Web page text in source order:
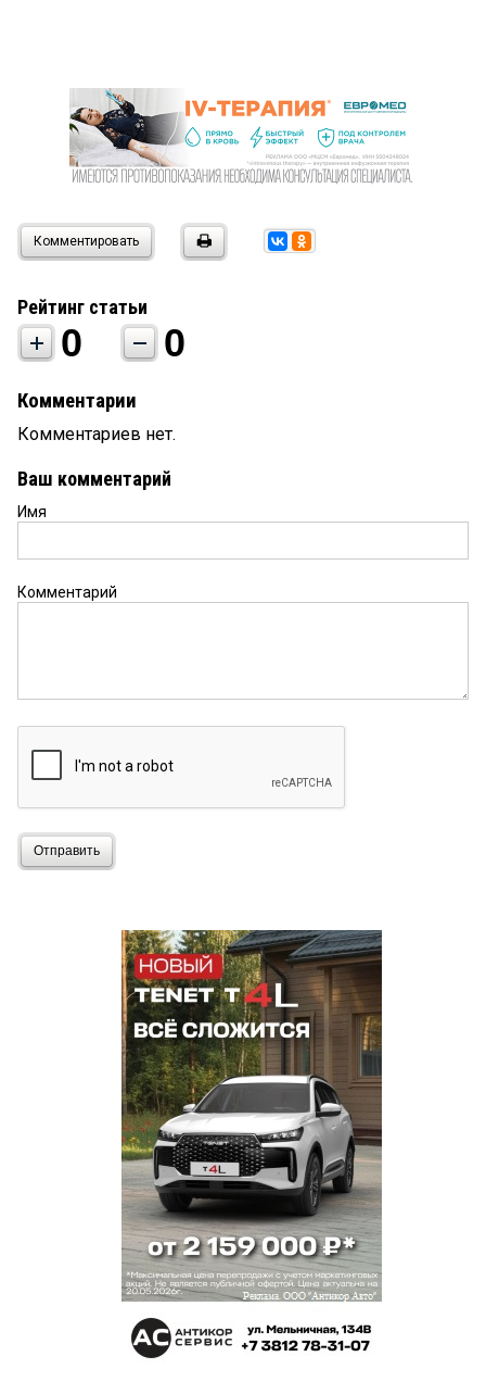
Комментировать
Рейтинг статьи
0 0
Комментарии
Комментариев нет.
Ваш комментарий
Имя
Комментарий
Отправить